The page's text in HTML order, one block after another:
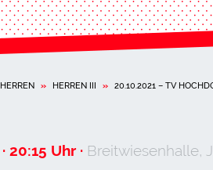
HERREN » HERREN III » 20.10.2021 – TV
· 20:15 Uhr · Breitwiesenhalle,